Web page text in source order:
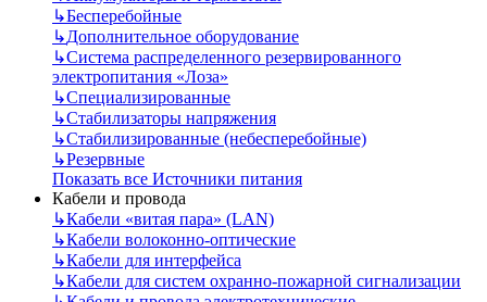
↳Бесперебойные
↳Дополнительное оборудование
↳Система распределенного резервированного
электропитания «Лоза»
↳Специализированные
↳Стабилизаторы напряжения
↳Стабилизированные (небесперебойные)
↳Резервные
Показать все Источники питания
Кабели и провода
↳Кабели «витая пара» (LAN)
↳Кабели волоконно-оптические
↳Кабели для интерфейса
↳Кабели для систем охранно-пожарной сигнализации